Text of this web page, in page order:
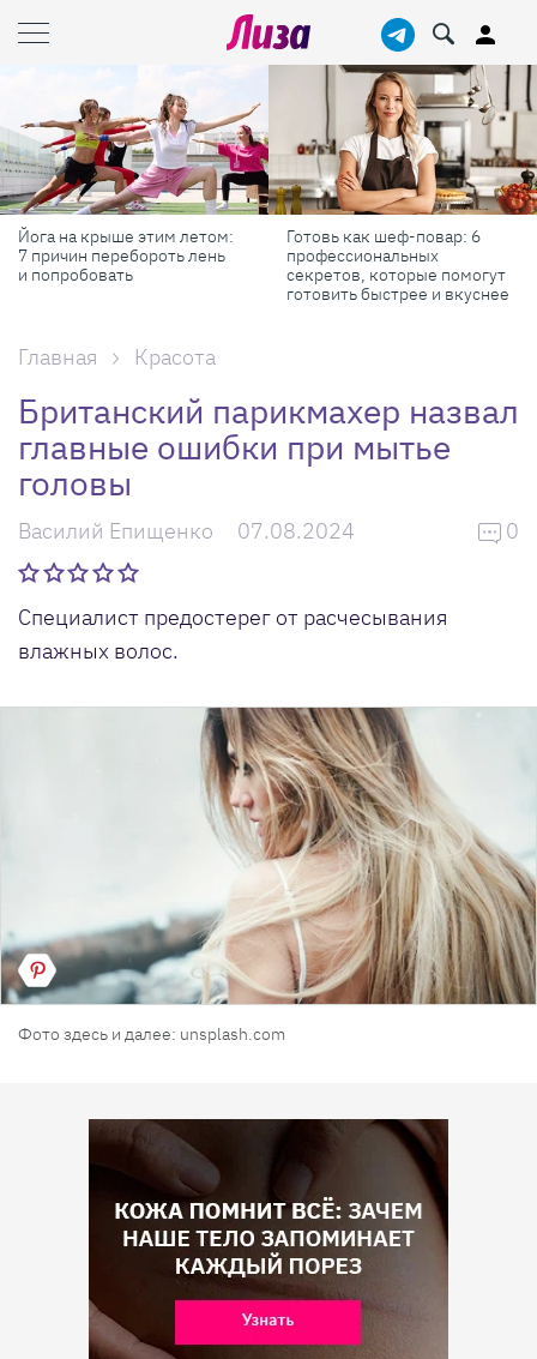
Йога на крыше этим летом:
7 причин перебороть лень
и попробовать
Готовь как шеф-повар: 6
профессиональных
секретов, которые помогут
готовить быстрее и вкуснее
Главная Красота
Британский парикмахер назвал
главные ошибки при мытье
головы
Василий Епищенко 07.08.2024 0
Специалист предостерег от расчесывания
влажных волос.
Фото здесь и далее: unsplash.com